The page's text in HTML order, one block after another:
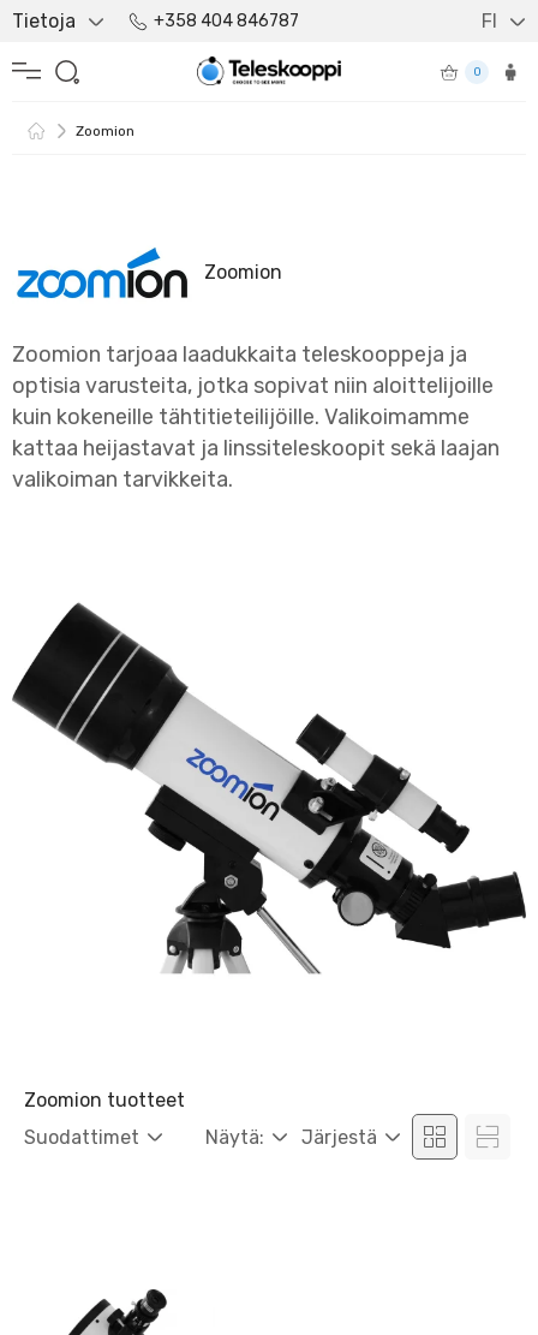
Tietoja +358 404 846787 FI
0
Zoomion
Zoomion
Zoomion tarjoaa laadukkaita teleskooppeja ja
optisia varusteita, jotka sopivat niin aloittelijoille
kuin kokeneille tähtitieteilijöille. Valikoimamme
kattaa heijastavat ja linssiteleskoopit sekä laajan
valikoiman tarvikkeita.
Zoomion tuotteet
Suodattimet
Näytä: Järjestä